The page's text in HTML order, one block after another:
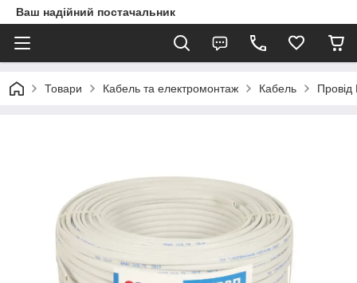
Ваш надійний постачальник
Товари Кабель та електромонтаж Кабель